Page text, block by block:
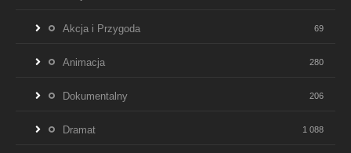
Akcja i Przygoda 69
Animacja 280
Dokumentalny 206
Dramat 1 088